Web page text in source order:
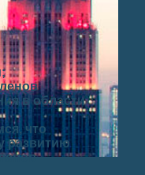
в области
что
развитию